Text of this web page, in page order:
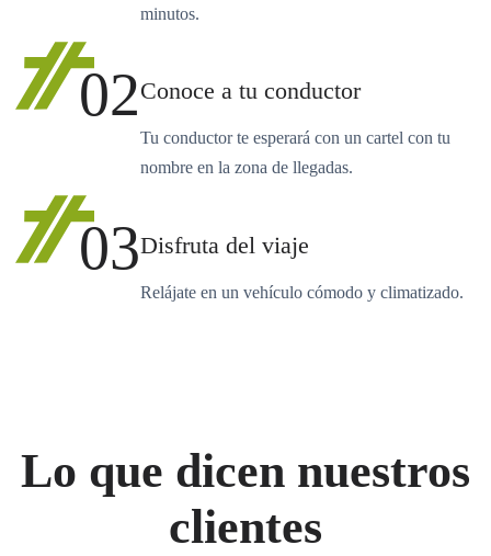
minutos.
02Conoce a tu conductor
Tu conductor te esperará con un cartel con tu
nombre en la zona de llegadas.
03Disfruta del viaje
Relájate en un vehículo cómodo y climatizado.
Lo que dicen nuestros
clientes